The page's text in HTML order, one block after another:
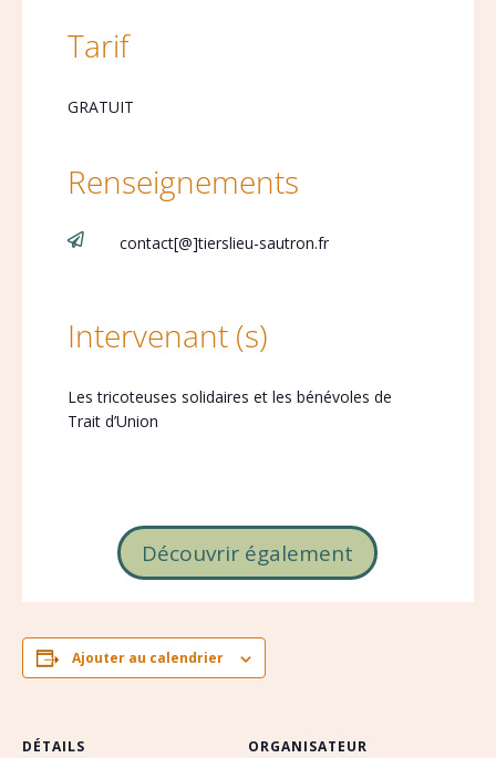
Tarif
GRATUIT
Renseignements
 contact[@]tierslieu-sautron.fr
Intervenant (s)
Les tricoteuses solidaires et les bénévoles de
Trait d’Union
Découvrir également
Ajouter au calendrier
DÉTAILS
ORGANISATEUR